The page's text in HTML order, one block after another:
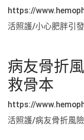
https://
活照護/小心肥胖引
病友骨折
救骨本
https://
活照護/病友骨折風